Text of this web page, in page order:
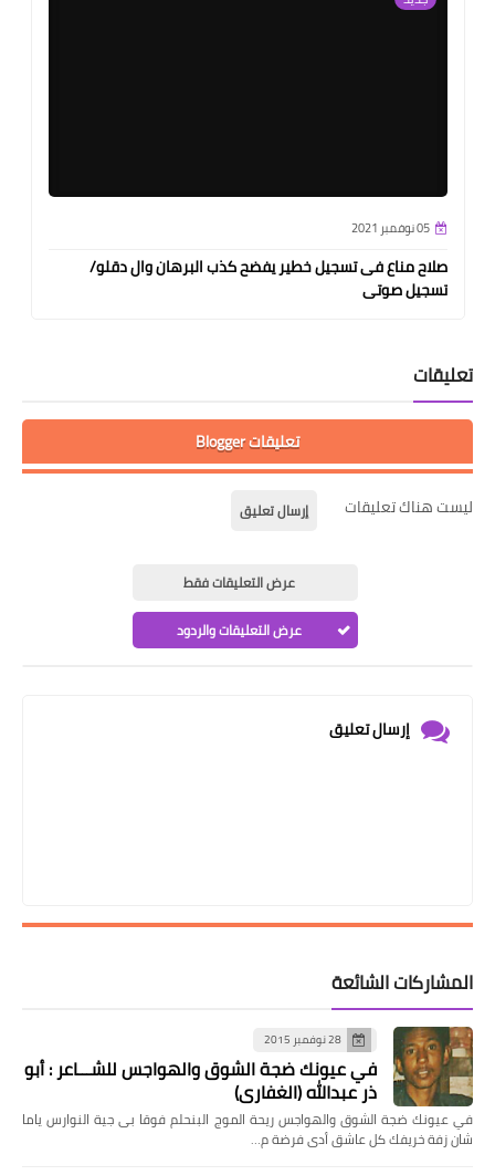
05 نوفمبر 2021
صلاح مناع فى تسجيل خطير يفضح كذب البرهان وال دقلو/
تسجيل صوتى
تعليقات
تعليقات Blogger
ليست هناك تعليقات إرسال تعليق
عرض التعليقات فقط
عرض التعليقات والردود
إرسال تعليق
المشاركات الشائعة
28 نوفمبر 2015
في عيونك ضجة الشوق والهواجس للشـــاعر : أبو
ذر عبدالله (الغفاري)
في عيونك ضجة الشوق والهواجس ريحة الموج البنحلم فوقا بى جية النوارس ياما
شان زفة خريفك كل عاشق أدى فرضة م…